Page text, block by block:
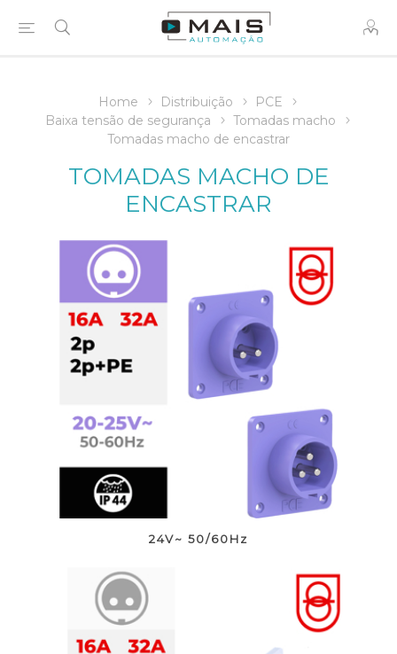
Home Distribuição
PCE
Baixa tensão de segurança
Tomadas macho
Tomadas macho de encastrar
TOMADAS MACHO DE
ENCASTRAR
24V~ 50/60Hz